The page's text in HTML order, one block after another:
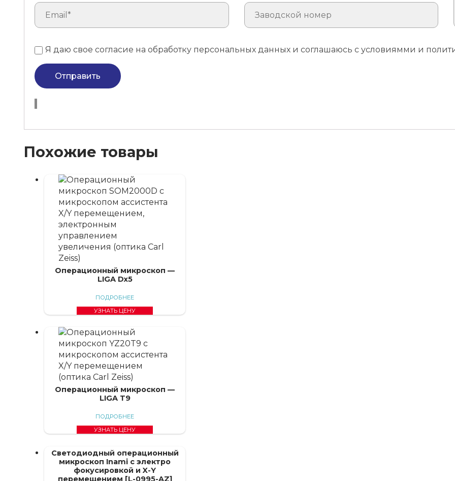
Я даю свое согласие на обработку персональных данных и соглашаюсь с условиямми и
Отправить
Похожие товары
Операционный микроскоп —
LIGA Dx5
ПОДРОБНЕЕ
УЗНАТЬ ЦЕНУ
Операционный микроскоп —
LIGA T9
ПОДРОБНЕЕ
УЗНАТЬ ЦЕНУ
Светодиодный операционный
микроскоп Inami с электро
фокусировкой и X-Y
перемещением [L-0995-AZ]